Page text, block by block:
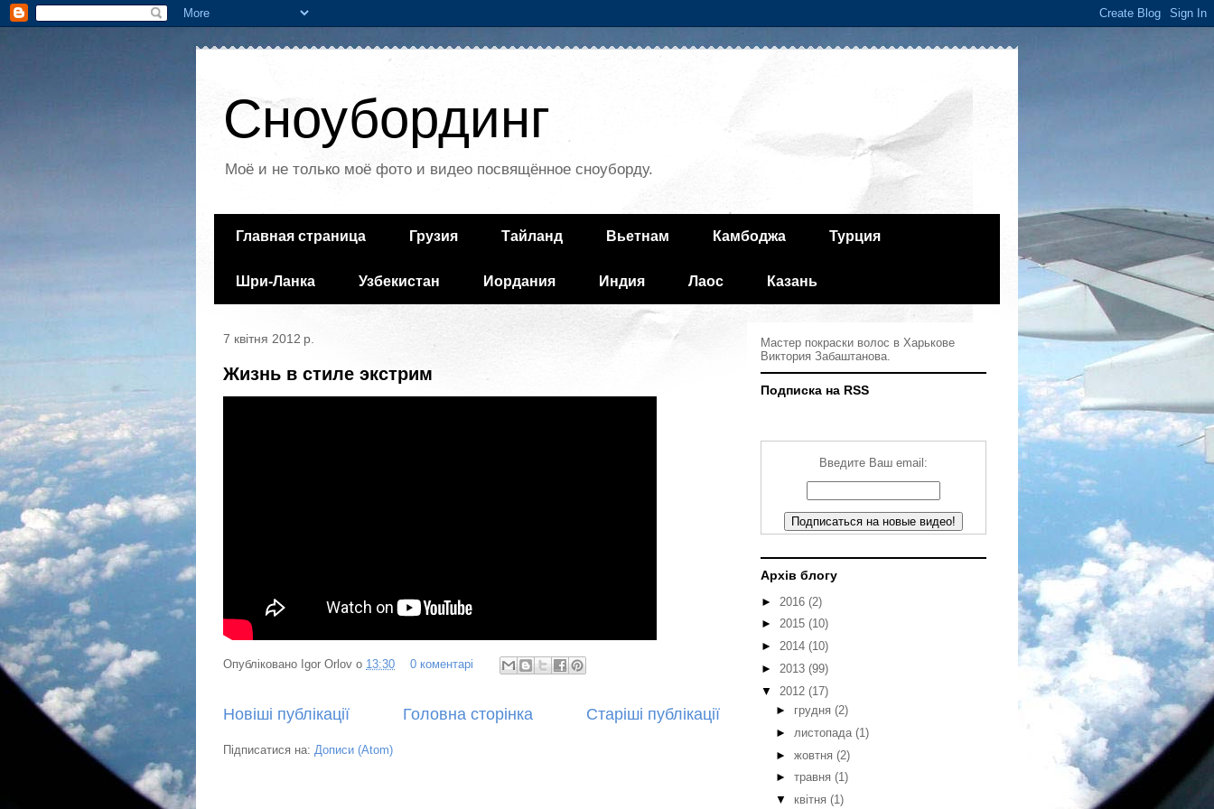
Сноубординг
Моё и не только моё фото и видео посвящённое сноуборду.
Главная страница Грузия Тайланд Вьетнам Камбоджа Турция
Шри-Ланка Узбекистан Иордания Индия Лаос Казань
7 квітня 2012 р.
Жизнь в стиле экстрим
Опубліковано Igor Orlov о 13:30 0 коментарі
Новіші публікації Старіші публікації
Головна сторінка
Підписатися на: Дописи (Atom)
Мастер покраски волос в Харькове
Виктория Забаштанова.
Подписка на RSS
Введите Ваш email:
Архів блогу
► 2016 (2)
► 2015 (10)
► 2014 (10)
► 2013 (99)
▼ 2012 (17)
► грудня (2)
► листопада (1)
► жовтня (2)
► травня (1)
▼ квітня (1)